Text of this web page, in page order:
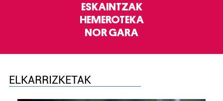
ESKAINTZAK
HEMEROTEKA
NOR GARA
ELKARRIZKETAK